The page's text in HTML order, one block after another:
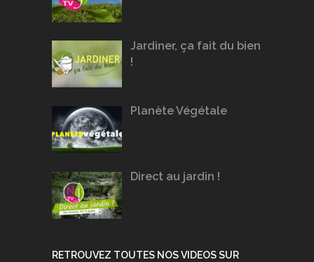
Jardiner, ça fait du bien
!
Planète Végétale
Direct au jardin !
RETROUVEZ TOUTES NOS VIDEOS SUR